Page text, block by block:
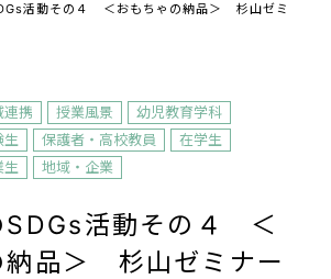
活動その４ ＜おもちゃの納品＞ 杉山ゼミ
連携 授業風景
幼児教育学科
生
保護者・高校教員
在学生
生
地域・企業
SDGs活動その４ ＜
納品＞ 杉山ゼミナー